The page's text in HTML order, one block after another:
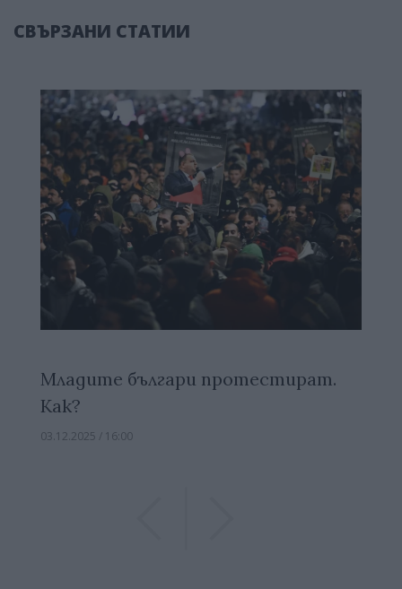
СВЪРЗАНИ СТАТИИ
Младите българи протестират.
Как?
03.12.2025 / 16:00